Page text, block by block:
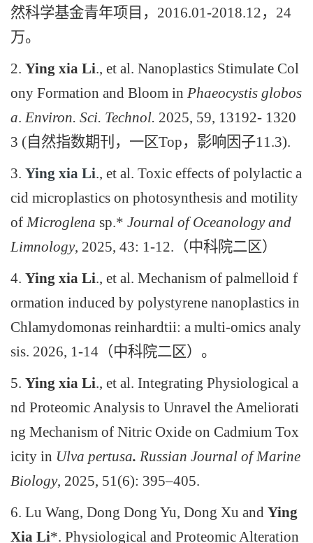
然科学基金青年项目，2016.01-2018.12，24
万。
2. Ying xia Li., et al. Nanoplastics Stimulate Col
ony Formation and Bloom in Phaeocystis globos
a. Environ. Sci. Technol. 2025, 59, 13192- 1320
3 (自然指数期刊，一区Top，影响因子11.3).
3. Ying xia Li., et al. Toxic effects of polylactic a
cid microplastics on photosynthesis and motility
of Microglena sp.* Journal of Oceanology and
Limnology, 2025, 43: 1-12.（中科院二区）
4. Ying xia Li., et al. Mechanism of palmelloid f
ormation induced by polystyrene nanoplastics in
Chlamydomonas reinhardtii: a multi-omics analy
sis. 2026, 1-14（中科院二区）。
5. Ying xia Li., et al. Integrating Physiological a
nd Proteomic Analysis to Unravel the Ameliorati
ng Mechanism of Nitric Oxide on Cadmium Tox
icity in Ulva pertusa. Russian Journal of Marine
Biology, 2025, 51(6): 395–405.
6. Lu Wang, Dong Dong Yu, Dong Xu and Ying
Xia Li*. Physiological and Proteomic Alteration